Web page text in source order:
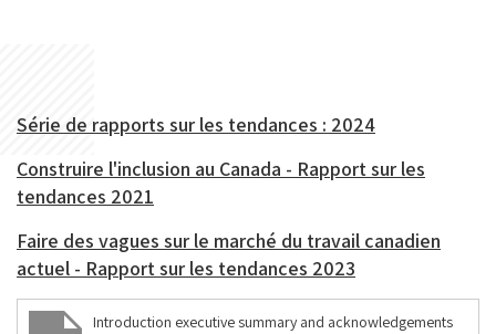
Série de rapports sur les tendances : 2024
Construire l'inclusion au Canada - Rapport sur les
tendances 2021
Faire des vagues sur le marché du travail canadien
actuel - Rapport sur les tendances 2023
Introduction executive summary and acknowledgements